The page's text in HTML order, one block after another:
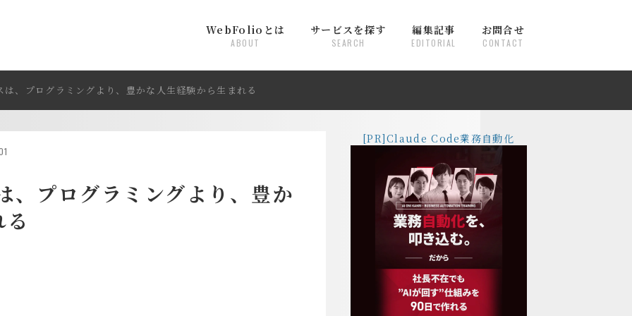
WebFolioとは
ABOUT
サービスを探す
SEARCH
編集記事
EDITORIAL
お問合せ
CONTACT
、プログラミングより、豊かな人生経験から生まれる
、プログラミングより、豊か
[PR]Claude Code業務自動化